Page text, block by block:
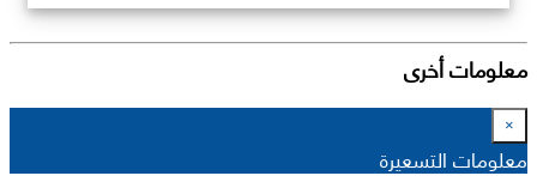
معلومات أخرى
×
معلومات التسعيرة